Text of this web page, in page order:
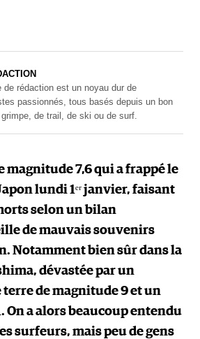
de rédaction est un noyau dur de
passionnés, tous basés depuis un bon
de trail, de ski ou de surf.
magnitude 7,6 qui a frappé le
lundi 1ᵉʳ janvier, faisant
selon un bilan
de mauvais souvenirs
Notamment bien sûr dans la
dévastée par un
de magnitude 9 et un
On a alors beaucoup entendu
surfeurs, mais peu de gens